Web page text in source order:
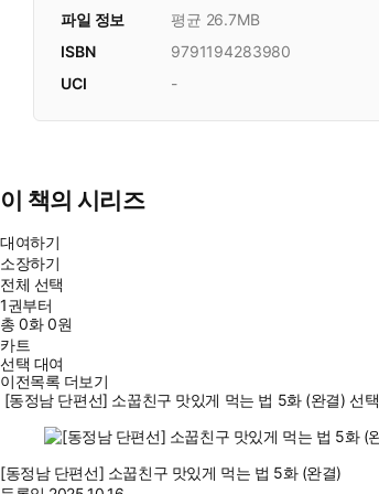
파일 정보
평균 26.7MB
ISBN
9791194283980
UCI
-
이 책의 시리즈
대여하기
소장하기
전체 선택
1권부터
총0화0원
카트
선택 대여
이전목록 더보기
[동정남 단편선] 소꿉친구 맛있게 먹는 법 5화 (완결) 선택
[동정남 단편선] 소꿉친구 맛있게 먹는 법 5화 (완결)